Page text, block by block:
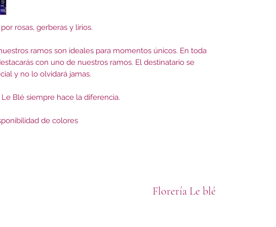
rosas, gerberas y lirios.
ramos son ideales para momentos únicos. En toda
con uno de nuestros ramos. El destinatario se
y no lo olvidará jamas.
Blé siempre hace la diferencia.
de colores
Florería Le blé